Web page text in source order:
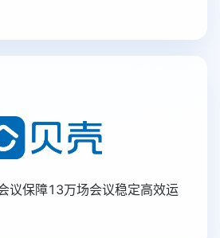
议保障13万场会议稳定高效运